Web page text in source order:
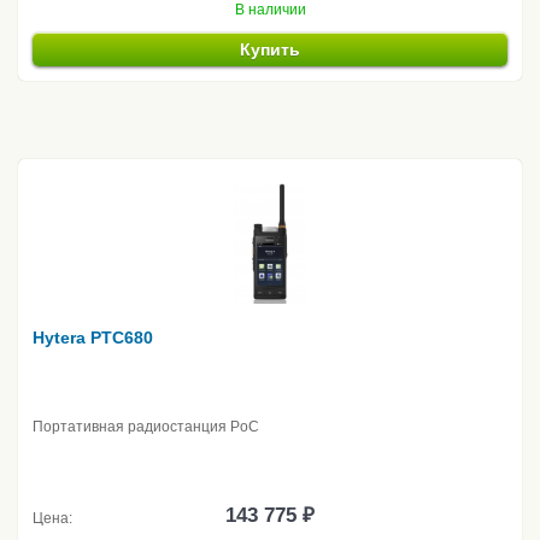
В наличии
Купить
Hytera PTC680
Портативная радиостанция PoC
Цена: 143 775 ₽